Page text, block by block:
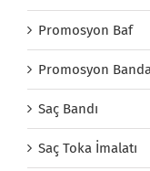
Promosyon Baf
Promosyon
Saç Bandı
Saç Toka İmalatı